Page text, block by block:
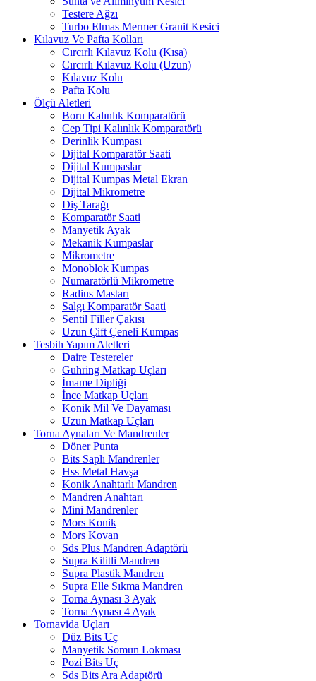
Testere Ağzı
Turbo Elmas Mermer Granit Kesici
Kılavuz Ve Pafta Kolları
Cırcırlı Kılavuz Kolu (Kısa)
Cırcırlı Kılavuz Kolu (Uzun)
Kılavuz Kolu
Pafta Kolu
Ölçü Aletleri
Boru Kalınlık Komparatörü
Cep Tipi Kalınlık Komparatörü
Derinlik Kumpası
Dijital Komparatör Saati
Dijital Kumpaslar
Dijital Kumpas Metal Ekran
Dijital Mikrometre
Diş Tarağı
Komparatör Saati
Manyetik Ayak
Mekanik Kumpaslar
Mikrometre
Monoblok Kumpas
Numaratörlü Mikrometre
Radius Mastarı
Salgı Komparatör Saati
Sentil Filler Çakısı
Uzun Çift Çeneli Kumpas
Tesbih Yapım Aletleri
Daire Testereler
Guhring Matkap Uçları
İmame Dipliği
İnce Matkap Uçları
Konik Mil Ve Dayaması
Uzun Matkap Uçları
Torna Aynaları Ve Mandrenler
Döner Punta
Bits Saplı Mandrenler
Hss Metal Havşa
Konik Anahtarlı Mandren
Mandren Anahtarı
Mini Mandrenler
Mors Konik
Mors Kovan
Sds Plus Mandren Adaptörü
Supra Kilitli Mandren
Supra Plastik Mandren
Supra Elle Sıkma Mandren
Torna Aynası 3 Ayak
Torna Aynası 4 Ayak
Tornavida Uçları
Düz Bits Uç
Manyetik Somun Lokması
Pozi Bits Uç
Sds Bits Ara Adaptörü